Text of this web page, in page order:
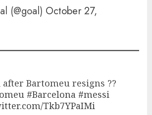
(@goal) October 27,
after Bartomeu resigns ??
#Barcelona #messi
Tkb7YPaIMi